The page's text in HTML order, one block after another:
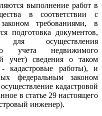
выполнение работ в
в соответствии с
требованиями, в
подготовка документов,
для осуществления
учета недвижимого
учет) сведения о таком
кадастровые работы), и
федеральным законом
кадастровой
в статье 29 настоящего
инженер).